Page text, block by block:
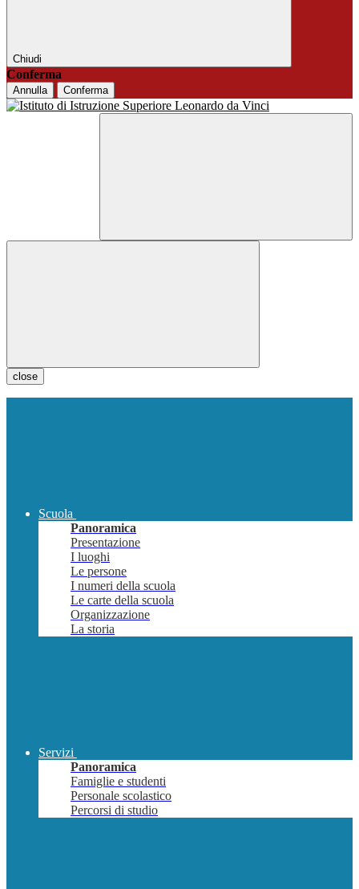
Chiudi
Conferma
Annulla Conferma
close
Scuola
Panoramica
Presentazione
I luoghi
Le persone
I numeri della scuola
Le carte della scuola
Organizzazione
La storia
Servizi
Panoramica
Famiglie e studenti
Personale scolastico
Percorsi di studio